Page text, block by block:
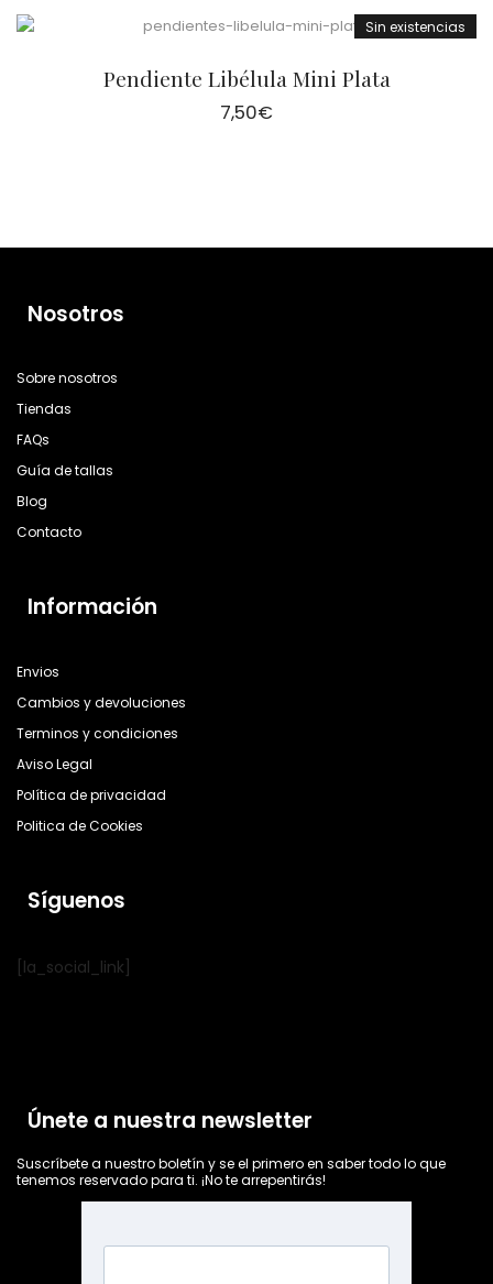
Sin existencias
Pendiente Libélula Mini Plata
7,50€
Nosotros
Sobre nosotros
Tiendas
FAQs
Guía de tallas
Blog
Contacto
Información
Envios
Cambios y devoluciones
Terminos y condiciones
Aviso Legal
Política de privacidad
Politica de Cookies
Síguenos
[la_social_link]
Únete a nuestra newsletter
Suscríbete a nuestro boletín y se el primero en saber todo lo que
tenemos reservado para ti. ¡No te arrepentirás!